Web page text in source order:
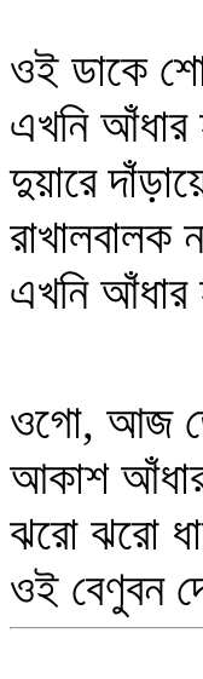
ওই ডাকে
এখনি আঁধার
দুয়ারে
রাখালবালক
এখনি আঁধার
ওগো, আজ
আকাশ
ঝরো ঝরো
ওই বেণুবন